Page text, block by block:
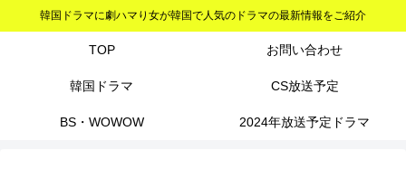
韓国ドラマに劇ハマり女が韓国で人気のドラマの最新情報をご紹介
TOP お問い合わせ
韓国ドラマ CS放送予定
BS・WOWOW 2024年放送予定ドラマ